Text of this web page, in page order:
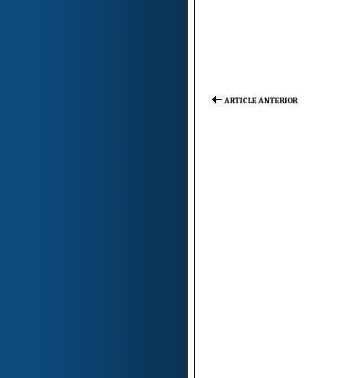
ARTICLE ANTERIOR